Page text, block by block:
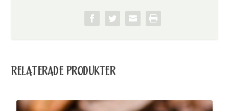
RELATERADE PRODUKTER